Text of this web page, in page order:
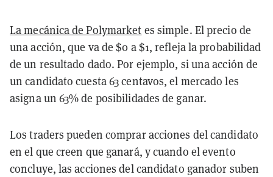
La mecánica de Polymarket es simple. El precio de
una acción, que va de $0 a $1, refleja la probabilidad
de un resultado dado. Por ejemplo, si una acción de
un candidato cuesta 63 centavos, el mercado les
asigna un 63% de posibilidades de ganar.
Los traders pueden comprar acciones del candidato
en el que creen que ganará, y cuando el evento
concluye, las acciones del candidato ganador suben